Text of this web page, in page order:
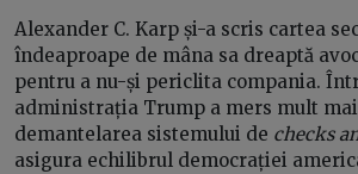
Alexander C. Karp și-a scris cartea
îndeaproape de mâna sa dreaptă
pentru a nu-și periclita compania.
administrația Trump a mers mult
demantelarea sistemului de checks
asigura echilibrul democrației